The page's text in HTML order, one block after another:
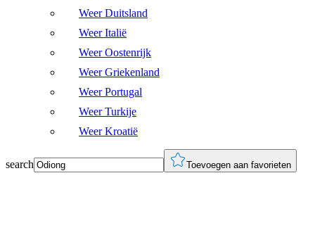
Weer Duitsland
Weer Italië
Weer Oostenrijk
Weer Griekenland
Weer Portugal
Weer Turkije
Weer Kroatië
search Toevoegen aan favorieten